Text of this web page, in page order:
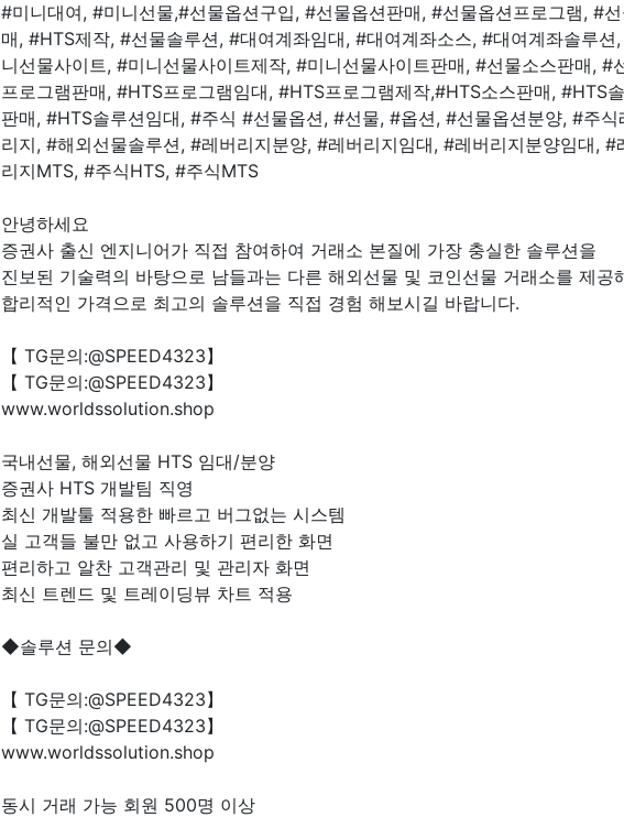
#미니대여, #미니선물,#선물옵션구입, #선물옵션판매, #선물옵션프로그램, #
매, #HTS제작, #선물솔루션, #대여계좌임대, #대여계좌소스, #대여계좌솔루션
니선물사이트, #미니선물사이트제작, #미니선물사이트판매, #선물소스판매, #
프로그램판매, #HTS프로그램임대, #HTS프로그램제작,#HTS소스판매, #HTS
판매, #HTS솔루션임대, #주식 #선물옵션, #선물, #옵션, #선물옵션분양, #주식
리지, #해외선물솔루션, #레버리지분양, #레버리지임대, #레버리지분양임대, #
리지MTS, #주식HTS, #주식MTS
안녕하세요
증권사 출신 엔지니어가 직접 참여하여 거래소 본질에 가장 충실한 솔루션을
진보된 기술력의 바탕으로 남들과는 다른 해외선물 및 코인선물 거래소를 제공
합리적인 가격으로 최고의 솔루션을 직접 경험 해보시길 바랍니다.
【 TG문의:@SPEED4323】
【 TG문의:@SPEED4323】
www.worldssolution.shop
국내선물, 해외선물 HTS 임대/분양
증권사 HTS 개발팀 직영
최신 개발툴 적용한 빠르고 버그없는 시스템
실 고객들 불만 없고 사용하기 편리한 화면
편리하고 알찬 고객관리 및 관리자 화면
최신 트렌드 및 트레이딩뷰 차트 적용
◆솔루션 문의◆
【 TG문의:@SPEED4323】
【 TG문의:@SPEED4323】
www.worldssolution.shop
동시 거래 가능 회원 500명 이상